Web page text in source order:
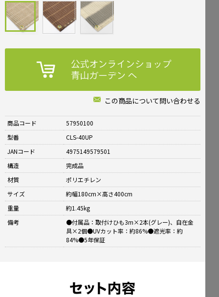
この商品について問い合わせる
商品コード
57950100
型番
CLS-40UP
JANコード
4975149579501
構造
完成品
材質
ポリエチレン
サイズ
約幅180cm×高さ400cm
重量
約1.45kg
備考
●付属品：取付けひも3m×2本(グレー)、自在金
具×2個●UVカット率：約86%●遮光率：約
84%●5年保証